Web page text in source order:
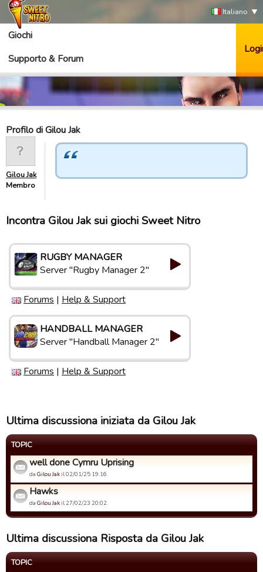
Italiano
Giochi
Supporto & Forum
Profilo di Gilou Jak
Gilou Jak
Membro
Incontra Gilou Jak sui giochi Sweet Nitro
RUGBY MANAGER
Server "Rugby Manager 2"
Forums | Help & Support
HANDBALL MANAGER
Server "Handball Manager 2"
Forums | Help & Support
Ultima discussiona iniziata da Gilou Jak
TOPIC
well done Cymru Uprising
da Gilou Jakil 02/01/25 19:16.
Hawks
da Gilou Jakil 27/02/23 20:02.
Ultima discussiona Risposta da Gilou Jak
TOPIC